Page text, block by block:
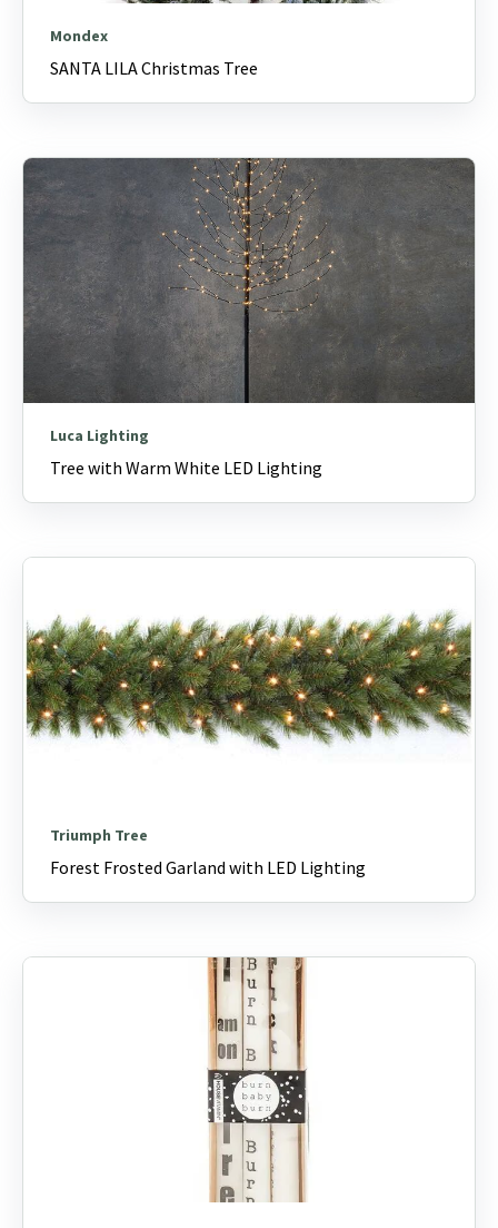
Mondex
SANTA LILA Christmas Tree
Luca Lighting
Tree with Warm White LED Lighting
Triumph Tree
Forest Frosted Garland with LED Lighting